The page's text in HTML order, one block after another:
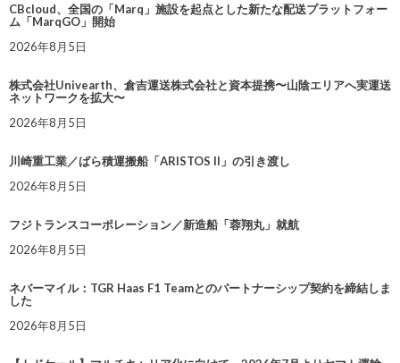
CBcloud、全国の「Marq」施設を起点とした新たな配送プラットフォー
ム「MarqGO」開始
2026年8月5日
株式会社Univearth、倉吉運送株式会社と資本提携〜山陰エリアへ実運送
ネットワークを拡大〜
2026年8月5日
川崎重工業／ばら積運搬船「ARISTOS II」の引き渡し
2026年8月5日
フジトランスコーポレーション／新造船「蓉翔丸」就航
2026年8月5日
ネバーマイル：TGR Haas F1 Teamとのパートナーシップ契約を締結しま
した
2026年8月5日